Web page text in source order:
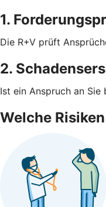
1.
Die R+V prüft
2.
Ist ein Anspruch an
Welche